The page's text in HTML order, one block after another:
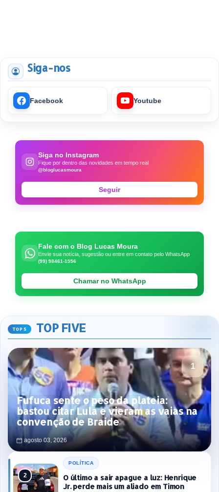
Siga-nos
Facebook Youtube
Siga no Instagram
Fique por dentro das novidades em tempo real
@bloglucasmoura
Seguir
Fale com o Blog Lucas Moura
Envie sua notícia, sugestão ou entre em contato pelo WhatsApp
(99) 98461-1556
Chamar no WhatsApp
TOP FIVE
Fufuca sente o peso da plateia:
bastou citar Lula e vieram as vaias na
convenção de Braide
agosto 03, 2026
POLÍTICA
O último a sair apague a luz: Henrique
Jr. perde mais um aliado em Timon